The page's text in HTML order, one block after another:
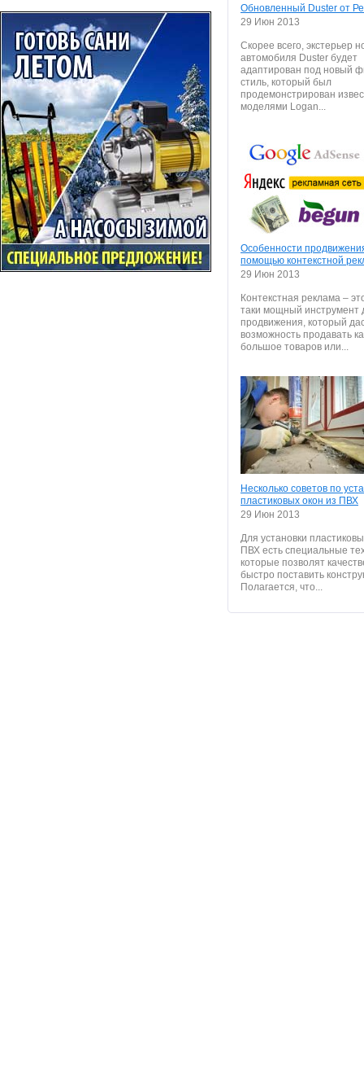
Обновленный Duster от
29 Июн 2013
Скорее всего, экстерьер
автомобиля Duster будет
адаптирован под новый
стиль, который был
продемонстрирован
моделями Logan...
Особенности
помощью контекстной
29 Июн 2013
Контекстная реклама –
таки мощный инструмент
продвижения, который
возможность продавать
большое товаров или...
Несколько советов по
пластиковых окон из ПВХ
29 Июн 2013
Для установки
ПВХ есть специальные
которые позволят
быстро поставить
Полагается, что...